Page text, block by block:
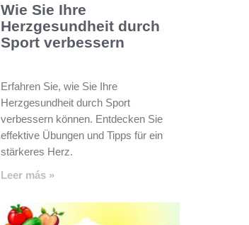
Wie Sie Ihre
Herzgesundheit durch
Sport verbessern
Erfahren Sie, wie Sie Ihre
Herzgesundheit durch Sport
verbessern können. Entdecken Sie
effektive Übungen und Tipps für ein
stärkeres Herz.
Leer más »